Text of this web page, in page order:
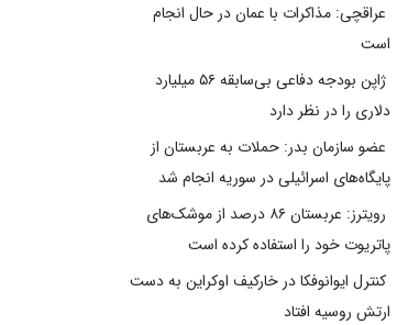
عراقچی: مذاکرات با عمان در حال انجام
است
ژاپن بودجه دفاعی بی‌سابقه ۵۶ میلیارد
دلاری را در نظر دارد
عضو سازمان بدر: حملات به عربستان از
پایگاه‌های اسرائیلی در سوریه انجام شد
رویترز: عربستان ۸۶ درصد از موشک‌های
پاتریوت خود را استفاده کرده است
کنترل ایوانوفکا در خارکیف اوکراین به دست
ارتش روسیه افتاد